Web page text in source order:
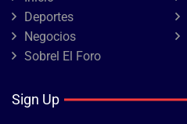
Deportes
Negocios
Sobrel El Foro
Sign Up